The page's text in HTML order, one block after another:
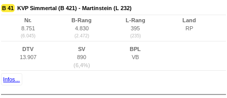
B 41 KVP Simmertal (B 421) - Martinstein (L 232)
Nr.
8.751
(6.045)
B-Rang
4.830
(2.472)
L-Rang
395
(235)
Land
RP
DTV
13.907
SV
890
(6,4%)
BPL
VB
Infos...